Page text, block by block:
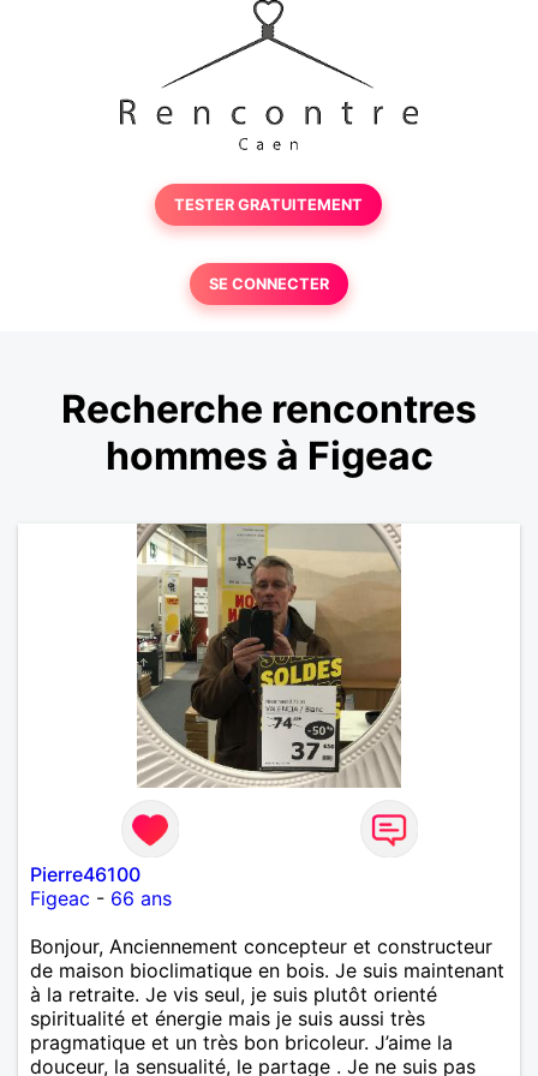
TESTER GRATUITEMENT
SE CONNECTER
Recherche rencontres
hommes à Figeac
Pierre46100
Figeac - 66 ans
Bonjour, Anciennement concepteur et constructeur
de maison bioclimatique en bois. Je suis maintenant
à la retraite. Je vis seul, je suis plutôt orienté
spiritualité et énergie mais je suis aussi très
pragmatique et un très bon bricoleur. J’aime la
douceur, la sensualité, le partage . Je ne suis pas